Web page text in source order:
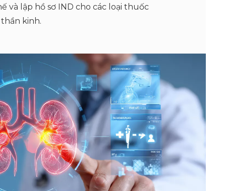
và lập hồ sơ IND cho các loại thuốc
kinh.